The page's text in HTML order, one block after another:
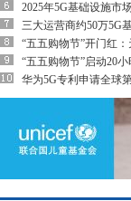
2025年5G基础设施市
三大运营商约50万5G
“五五购物节”开门红
“五五购物节”启动20
华为5G专利申请全球